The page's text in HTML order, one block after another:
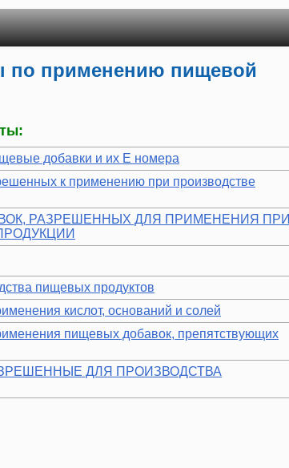
по применению пищевой
добавки и их Е номера
к применению при производстве
РАЗРЕШЕННЫХ ДЛЯ ПРИМЕНЕНИЯ ПРИ
пищевых продуктов
кислот, оснований и солей
пищевых добавок, препятствующих
ДЛЯ ПРОИЗВОДСТВА